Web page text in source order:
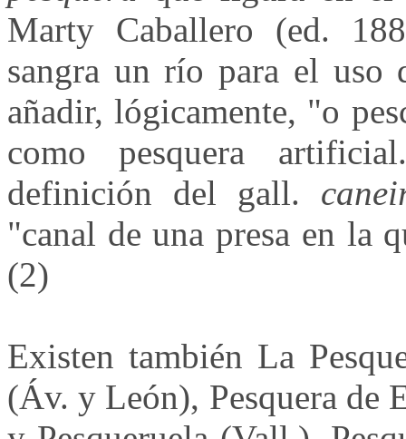
Marty Caballero (ed.
sangra un río para el uso
añadir, lógicamente, "o
como pesquera
definición del gall.
"canal de una presa en la
(2)
Existen también La
(Áv. y León), Pesquera de